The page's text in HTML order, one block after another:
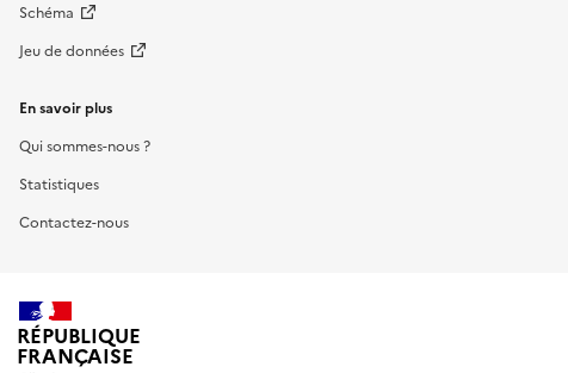
Schéma
Jeu de données
En savoir plus
Qui sommes-nous ?
Statistiques
Contactez-nous
RÉPUBLIQUE
FRANÇAISE